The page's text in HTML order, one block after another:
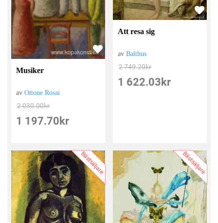
Musiker
avOttone Rosai
2 030.00kr
1 197.70 kr
Att resa sig
avBalthus
2 749.20kr
1 622.03 kr
Bästsäljare Bästsäljare